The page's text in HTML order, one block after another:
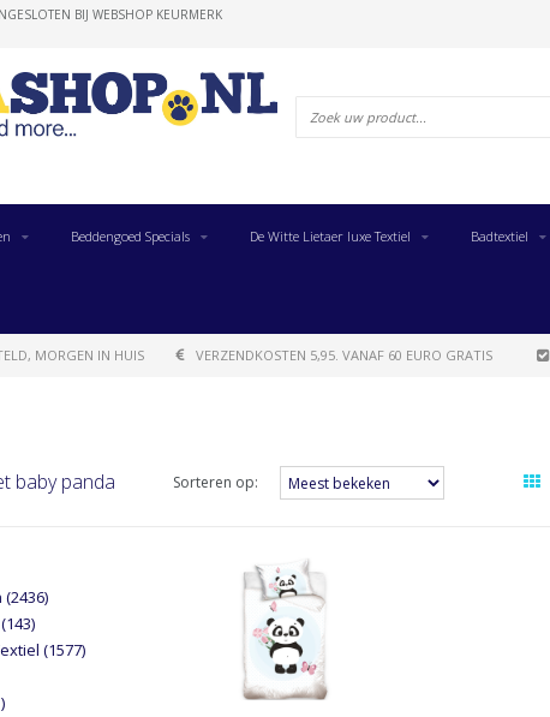
BIJ WEBSHOP KEURMERK
Beddengoed Specials De Witte Lietaer luxe Textiel Badtextiel
MORGEN IN HUIS VERZENDKOSTEN 5,95. VANAF 60 EURO GRATIS
baby panda Sorteren op:
(2436)
(143)
(1577)